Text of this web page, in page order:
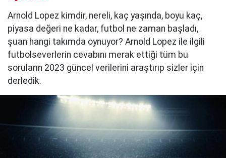
Arnold Lopez kimdir, nereli, kaç yaşında, boyu kaç,
piyasa değeri ne kadar, futbol ne zaman başladı,
şuan hangi takımda oynuyor? Arnold Lopez ile ilgili
futbolseverlerin cevabını merak ettiği tüm bu
soruların 2023 güncel verilerini araştırıp sizler için
derledik.